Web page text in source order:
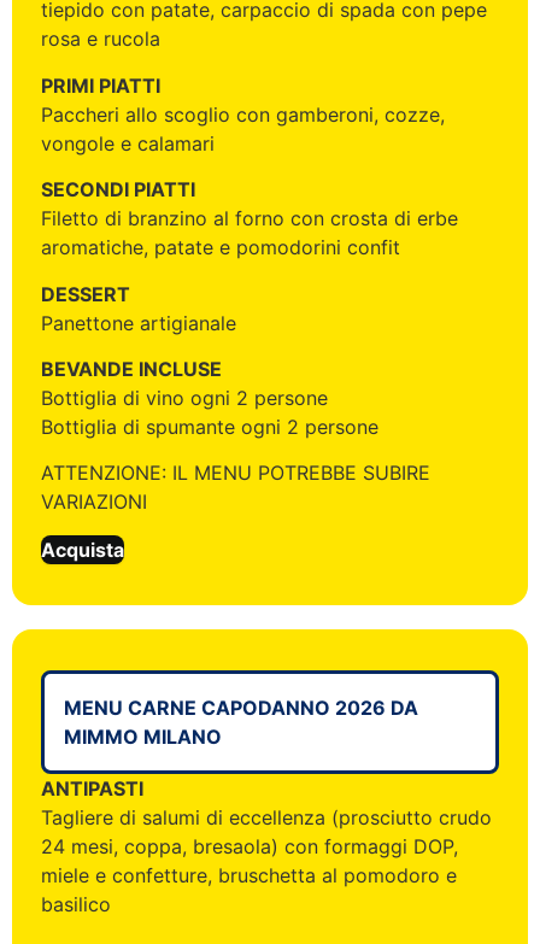
tiepido con patate, carpaccio di spada con pepe
rosa e rucola
PRIMI PIATTI
Paccheri allo scoglio con gamberoni, cozze,
vongole e calamari
SECONDI PIATTI
Filetto di branzino al forno con crosta di erbe
aromatiche, patate e pomodorini confit
DESSERT
Panettone artigianale
BEVANDE INCLUSE
Bottiglia di vino ogni 2 persone
Bottiglia di spumante ogni 2 persone
ATTENZIONE: IL MENU POTREBBE SUBIRE
VARIAZIONI
Acquista
MENU CARNE CAPODANNO 2026 DA
MIMMO MILANO
ANTIPASTI
Tagliere di salumi di eccellenza (prosciutto crudo
24 mesi, coppa, bresaola) con formaggi DOP,
miele e confetture, bruschetta al pomodoro e
basilico